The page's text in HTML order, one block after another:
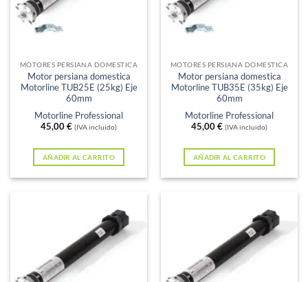
MOTORES PERSIANA DOMESTICA
Motor persiana domestica
Motorline TUB25E (25kg) Eje
60mm
Motorline Professional
45,00€ (IVA incluido)
AÑADIR AL CARRITO
MOTORES PERSIANA DOMESTICA
Motor persiana domestica
Motorline TUB35E (35kg) Eje
60mm
Motorline Professional
45,00€ (IVA incluido)
AÑADIR AL CARRITO